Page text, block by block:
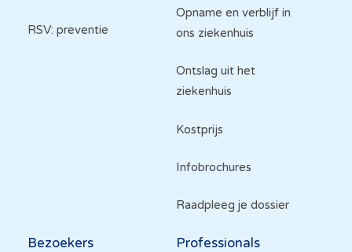
RSV: preventie
Opname en verblijf in
ons ziekenhuis
Ontslag uit het
ziekenhuis
Kostprijs
Infobrochures
Raadpleeg je dossier
Bezoekers Professionals